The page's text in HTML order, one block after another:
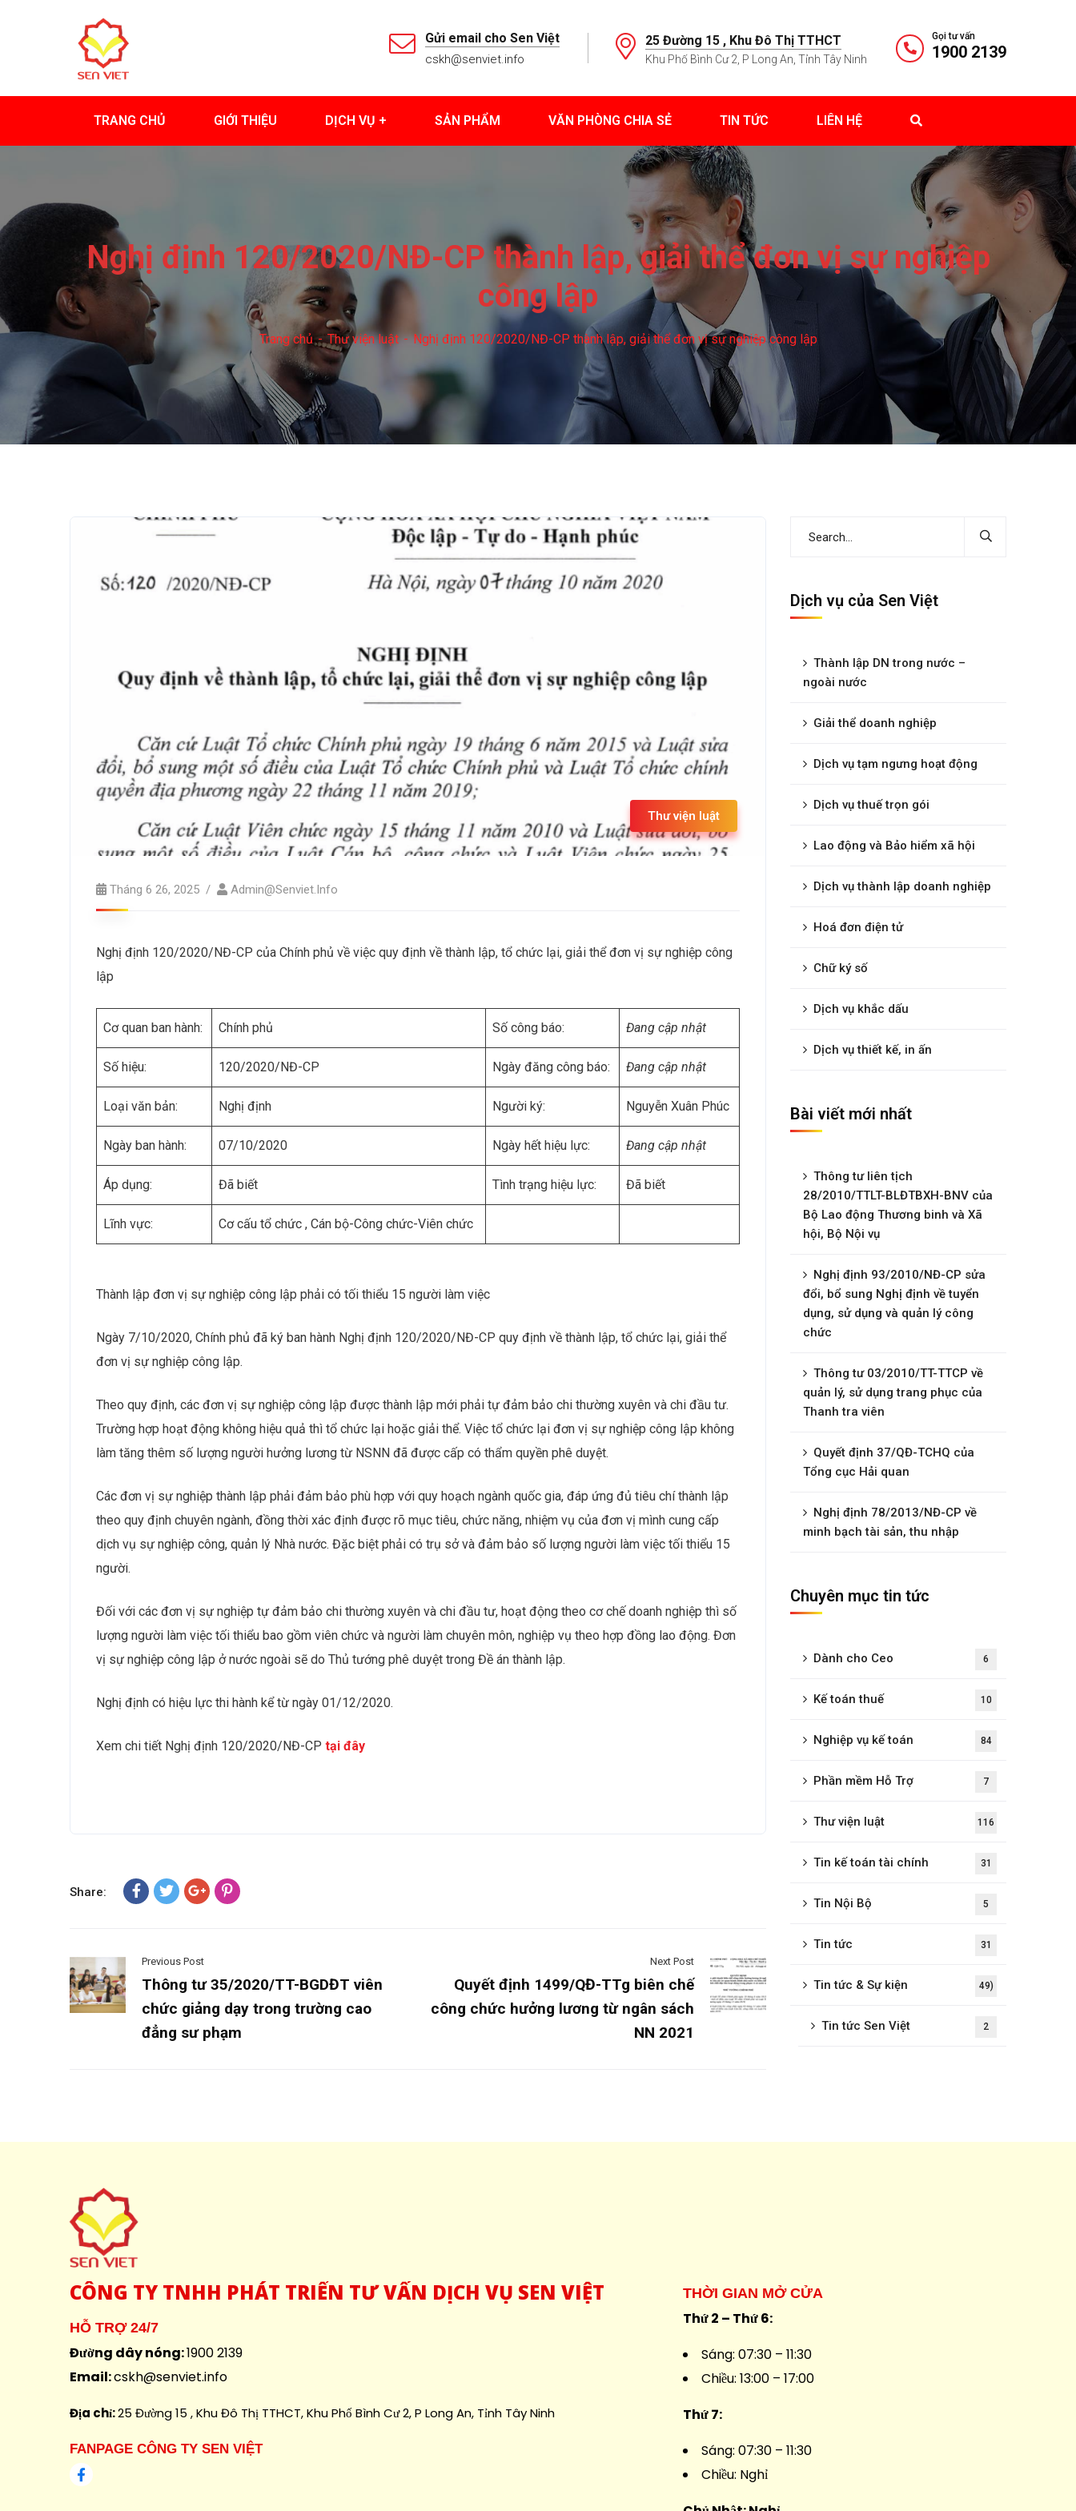
Gửi email cho Sen Việt
cskh@senviet.info
25 Đường 15 , Khu Đô Thị TTHCT
Khu Phố Bình Cư 2, P Long An, Tỉnh Tây Ninh
Gọi tư vấn
1900 2139
TRANG CHỦ GIỚI THIỆU DỊCH VỤ SẢN PHẨM VĂN PHÒNG CHIA SẺ TIN TỨC LIÊN HỆ
Nghị định 120/2020/NĐ-CP thành lập, giải thể đơn vị sự nghiệp
công lập
Trang chủ Thư viện luật Nghị định 120/2020/NĐ-CP thành lập, giải thể đơn vị sự nghiệp công lập
Thư viện luật
Tháng 6 26, 2025 Admin@senviet.info
Nghị định 120/2020/NĐ-CP của Chính phủ về việc quy định về thành lập, tổ chức lại, giải thể đơn vị sự nghiệp công
lập
Cơ quan ban hành: Chính phủ Số công báo: Đang cập nhật
Số hiệu: 120/2020/NĐ-CP Ngày đăng công báo: Đang cập nhật
Loại văn bản: Nghị định Người ký: Nguyễn Xuân Phúc
Ngày ban hành: 07/10/2020 Ngày hết hiệu lực: Đang cập nhật
Áp dụng: Đã biết Tình trạng hiệu lực: Đã biết
Lĩnh vực: Cơ cấu tổ chức , Cán bộ-Công chức-Viên chức
Thành lập đơn vị sự nghiệp công lập phải có tối thiểu 15 người làm việc
Ngày 7/10/2020, Chính phủ đã ký ban hành Nghị định 120/2020/NĐ-CP quy định về thành lập, tổ chức lại, giải thể
đơn vị sự nghiệp công lập.
Theo quy định, các đơn vị sự nghiệp công lập được thành lập mới phải tự đảm bảo chi thường xuyên và chi đầu tư.
Trường hợp hoạt động không hiệu quả thì tổ chức lại hoặc giải thể. Việc tổ chức lại đơn vị sự nghiệp công lập không
làm tăng thêm số lượng người hưởng lương từ NSNN đã được cấp có thẩm quyền phê duyệt.
Các đơn vị sự nghiệp thành lập phải đảm bảo phù hợp với quy hoạch ngành quốc gia, đáp ứng đủ tiêu chí thành lập
theo quy định chuyên ngành, đồng thời xác định được rõ mục tiêu, chức năng, nhiệm vụ của đơn vị mình cung cấp
dịch vụ sự nghiệp công, quản lý Nhà nước. Đặc biệt phải có trụ sở và đảm bảo số lượng người làm việc tối thiểu 15
người.
Đối với các đơn vị sự nghiệp tự đảm bảo chi thường xuyên và chi đầu tư, hoạt động theo cơ chế doanh nghiệp thì số
lượng người làm việc tối thiểu bao gồm viên chức và người làm chuyên môn, nghiệp vụ theo hợp đồng lao động. Đơn
vị sự nghiệp công lập ở nước ngoài sẽ do Thủ tướng phê duyệt trong Đề án thành lập.
Nghị định có hiệu lực thi hành kể từ ngày 01/12/2020.
Xem chi tiết Nghị định 120/2020/NĐ-CP tại đây
Share:
Previous Post
Thông tư 35/2020/TT-BGDĐT viên
chức giảng dạy trong trường cao
đẳng sư phạm
Next Post
Quyết định 1499/QĐ-TTg biên chế
công chức hưởng lương từ ngân sách
NN 2021
Dịch vụ của Sen Việt
Thành lập DN trong nước –
ngoài nước
Giải thể doanh nghiệp
Dịch vụ tạm ngưng hoạt động
Dịch vụ thuế trọn gói
Lao động và Bảo hiểm xã hội
Dịch vụ thành lập doanh nghiệp
Hoá đơn điện tử
Chữ ký số
Dịch vụ khắc dấu
Dịch vụ thiết kế, in ấn
Bài viết mới nhất
Thông tư liên tịch
28/2010/TTLT-BLĐTBXH-BNV của
Bộ Lao động Thương binh và Xã
hội, Bộ Nội vụ
Nghị định 93/2010/NĐ-CP sửa
đổi, bổ sung Nghị định về tuyển
dụng, sử dụng và quản lý công
chức
Thông tư 03/2010/TT-TTCP về
quản lý, sử dụng trang phục của
Thanh tra viên
Quyết định 37/QĐ-TCHQ của
Tổng cục Hải quan
Nghị định 78/2013/NĐ-CP về
minh bạch tài sản, thu nhập
Chuyên mục tin tức
Dành cho Ceo 6
Kế toán thuế 10
Nghiệp vụ kế toán 84
Phần mềm Hỗ Trợ 7
Thư viện luật 116
Tin kế toán tài chính 31
Tin Nội Bộ 5
Tin tức 31
Tin tức & Sự kiện 49)
Tin tức Sen Việt 2
CÔNG TY TNHH PHÁT TRIỂN TƯ VẤN DỊCH VỤ SEN VIỆT
HỖ TRỢ 24/7
Đường dây nóng:1900 2139
Email:cskh@senviet.info
Địa chỉ:25 Đường 15 , Khu Đô Thị TTHCT, Khu Phố Bình Cư 2, P Long An, Tỉnh Tây Ninh
FANPAGE CÔNG TY SEN VIỆT
THỜI GIAN MỞ CỬA
Thứ 2 – Thứ 6:
Sáng: 07:30 – 11:30
Chiều: 13:00 – 17:00
Thứ 7:
Sáng: 07:30 – 11:30
Chiều: Nghỉ